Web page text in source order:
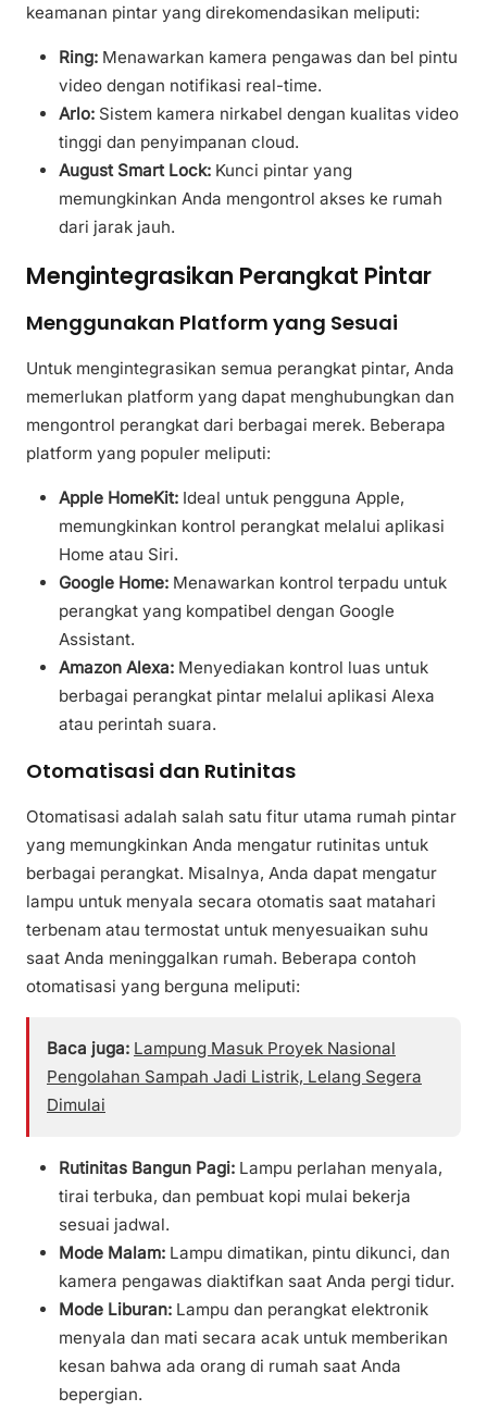
keamanan pintar yang direkomendasikan meliputi:
Ring: Menawarkan kamera pengawas dan bel pintu
video dengan notifikasi real-time.
Arlo: Sistem kamera nirkabel dengan kualitas video
tinggi dan penyimpanan cloud.
August Smart Lock: Kunci pintar yang
memungkinkan Anda mengontrol akses ke rumah
dari jarak jauh.
Mengintegrasikan Perangkat Pintar
Menggunakan Platform yang Sesuai
Untuk mengintegrasikan semua perangkat pintar, Anda
memerlukan platform yang dapat menghubungkan dan
mengontrol perangkat dari berbagai merek. Beberapa
platform yang populer meliputi:
Apple HomeKit: Ideal untuk pengguna Apple,
memungkinkan kontrol perangkat melalui aplikasi
Home atau Siri.
Google Home: Menawarkan kontrol terpadu untuk
perangkat yang kompatibel dengan Google
Assistant.
Amazon Alexa: Menyediakan kontrol luas untuk
berbagai perangkat pintar melalui aplikasi Alexa
atau perintah suara.
Otomatisasi dan Rutinitas
Otomatisasi adalah salah satu fitur utama rumah pintar
yang memungkinkan Anda mengatur rutinitas untuk
berbagai perangkat. Misalnya, Anda dapat mengatur
lampu untuk menyala secara otomatis saat matahari
terbenam atau termostat untuk menyesuaikan suhu
saat Anda meninggalkan rumah. Beberapa contoh
otomatisasi yang berguna meliputi:
Baca juga: Lampung Masuk Proyek Nasional
Pengolahan Sampah Jadi Listrik, Lelang Segera
Dimulai
Rutinitas Bangun Pagi: Lampu perlahan menyala,
tirai terbuka, dan pembuat kopi mulai bekerja
sesuai jadwal.
Mode Malam: Lampu dimatikan, pintu dikunci, dan
kamera pengawas diaktifkan saat Anda pergi tidur.
Mode Liburan: Lampu dan perangkat elektronik
menyala dan mati secara acak untuk memberikan
kesan bahwa ada orang di rumah saat Anda
bepergian.